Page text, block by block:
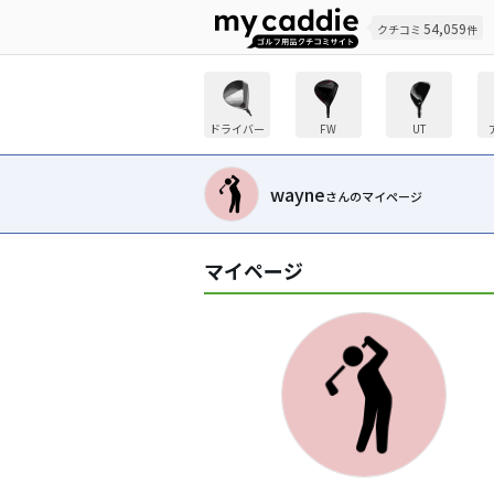
クチコミ 54,059件
ドライバー FW UT
wayneさんのマイページ
マイページ